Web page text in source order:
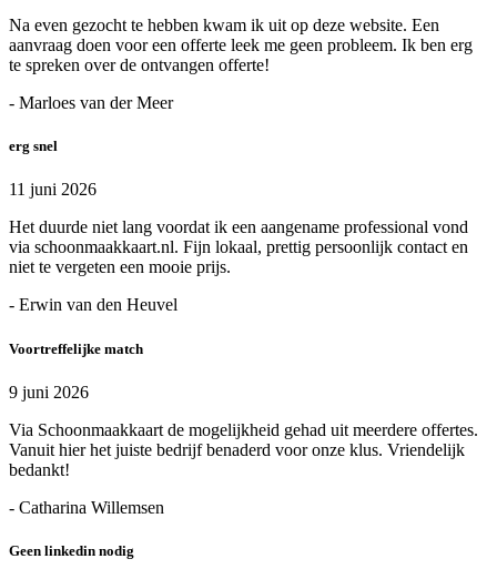
Na even gezocht te hebben kwam ik uit op deze website. Een
aanvraag doen voor een offerte leek me geen probleem. Ik ben erg
te spreken over de ontvangen offerte!
- Marloes van der Meer
erg snel
11 juni 2026
Het duurde niet lang voordat ik een aangename professional vond
via schoonmaakkaart.nl. Fijn lokaal, prettig persoonlijk contact en
niet te vergeten een mooie prijs.
- Erwin van den Heuvel
Voortreffelijke match
9 juni 2026
Via Schoonmaakkaart de mogelijkheid gehad uit meerdere offertes.
Vanuit hier het juiste bedrijf benaderd voor onze klus. Vriendelijk
bedankt!
- Catharina Willemsen
Geen linkedin nodig